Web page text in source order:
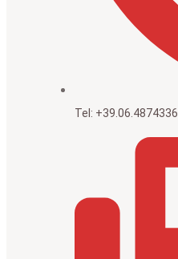
Tel: +39.06.4874336